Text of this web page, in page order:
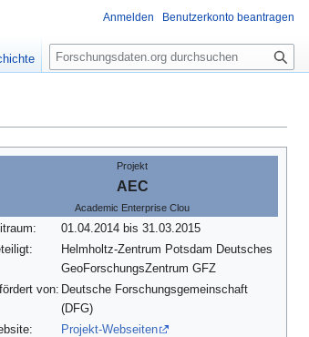
Projekt
AEC
Academic Enterprise Clou
01.04.2014 bis 31.03.2015
Helmholtz-Zentrum Potsdam Deutsches
GeoForschungsZentrum GFZ
von: Deutsche Forschungsgemeinschaft
(DFG)
Projekt-Webseiten
Anmelden Benutzerkonto beantragen
S
u
e